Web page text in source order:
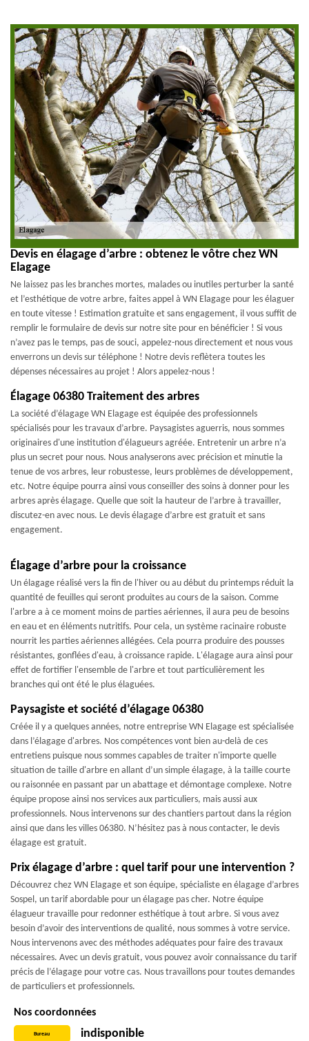
Devis en élagage d’arbre : obtenez le vôtre chez WN
Elagage
Ne laissez pas les branches mortes, malades ou inutiles perturber la santé
et l’esthétique de votre arbre, faites appel à WN Elagage pour les élaguer
en toute vitesse ! Estimation gratuite et sans engagement, il vous suffit de
remplir le formulaire de devis sur notre site pour en bénéficier ! Si vous
n’avez pas le temps, pas de souci, appelez-nous directement et nous vous
enverrons un devis sur téléphone ! Notre devis reflètera toutes les
dépenses nécessaires au projet ! Alors appelez-nous !
Élagage 06380 Traitement des arbres
La société d’élagage WN Elagage est équipée des professionnels
spécialisés pour les travaux d’arbre. Paysagistes aguerris, nous sommes
originaires d'une institution d'élagueurs agréée. Entretenir un arbre n’a
plus un secret pour nous. Nous analyserons avec précision et minutie la
tenue de vos arbres, leur robustesse, leurs problèmes de développement,
etc. Notre équipe pourra ainsi vous conseiller des soins à donner pour les
arbres après élagage. Quelle que soit la hauteur de l’arbre à travailler,
discutez-en avec nous. Le devis élagage d’arbre est gratuit et sans
engagement.
Élagage d’arbre pour la croissance
Un élagage réalisé vers la fin de l'hiver ou au début du printemps réduit la
quantité de feuilles qui seront produites au cours de la saison. Comme
l'arbre a à ce moment moins de parties aériennes, il aura peu de besoins
en eau et en éléments nutritifs. Pour cela, un système racinaire robuste
nourrit les parties aériennes allégées. Cela pourra produire des pousses
résistantes, gonflées d'eau, à croissance rapide. L'élagage aura ainsi pour
effet de fortifier l'ensemble de l'arbre et tout particulièrement les
branches qui ont été le plus élaguées.
Paysagiste et société d’élagage 06380
Créée il y a quelques années, notre entreprise WN Elagage est spécialisée
dans l’élagage d'arbres. Nos compétences vont bien au-delà de ces
entretiens puisque nous sommes capables de traiter n'importe quelle
situation de taille d'arbre en allant d’un simple élagage, à la taille courte
ou raisonnée en passant par un abattage et démontage complexe. Notre
équipe propose ainsi nos services aux particuliers, mais aussi aux
professionnels. Nous intervenons sur des chantiers partout dans la région
ainsi que dans les villes 06380. N’hésitez pas à nous contacter, le devis
élagage est gratuit.
Prix élagage d’arbre : quel tarif pour une intervention ?
Découvrez chez WN Elagage et son équipe, spécialiste en élagage d’arbres
Sospel, un tarif abordable pour un élagage pas cher. Notre équipe
élagueur travaille pour redonner esthétique à tout arbre. Si vous avez
besoin d’avoir des interventions de qualité, nous sommes à votre service.
Nous intervenons avec des méthodes adéquates pour faire des travaux
nécessaires. Avec un devis gratuit, vous pouvez avoir connaissance du tarif
précis de l’élagage pour votre cas. Nous travaillons pour toutes demandes
de particuliers et professionnels.
Nos coordonnées
Bureau indisponible